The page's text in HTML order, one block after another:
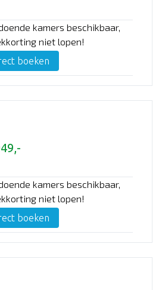
kamers beschikbaar,
niet lopen!
boeken
kamers beschikbaar,
niet lopen!
boeken